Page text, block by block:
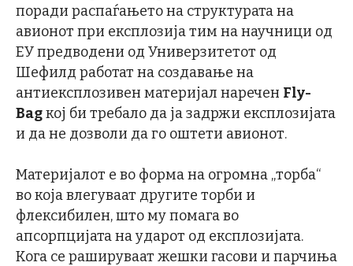
поради распаѓањето на структурата на
авионот при експлозија тим на научници од
ЕУ предводени од Универзитетот од
Шефилд работат на создавање на
антиексплозивен материјал наречен Fly-
Bagкој би требало да ја задржи експлозијата
и да не дозволи да го оштети авионот.
Материјалот е во форма на огромна „торба“
во која влегуваат другите торби и
флексибилен, што му помага во
апсорпцијата на ударот од експлозијата.
Кога се рашируваат жешки гасови и парчиња